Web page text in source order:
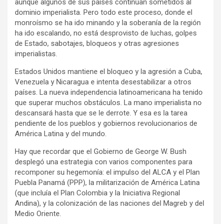
aunque algunos de sus países continúan sometidos al
dominio imperialista. Pero todo este proceso, donde el
monroísmo se ha ido minando y la soberanía de la región
ha ido escalando, no está desprovisto de luchas, golpes
de Estado, sabotajes, bloqueos y otras agresiones
imperialistas.
Estados Unidos mantiene el bloqueo y la agresión a Cuba,
Venezuela y Nicaragua e intenta desestabilizar a otros
países. La nueva independencia latinoamericana ha tenido
que superar muchos obstáculos. La mano imperialista no
descansará hasta que se le derrote. Y esa es la tarea
pendiente de los pueblos y gobiernos revolucionarios de
América Latina y del mundo.
Hay que recordar que el Gobierno de George W. Bush
desplegó una estrategia con varios componentes para
recomponer su hegemonía: el impulso del ALCA y el Plan
Puebla Panamá (PPP), la militarización de América Latina
(que incluía el Plan Colombia y la Iniciativa Regional
Andina), y la colonización de las naciones del Magreb y del
Medio Oriente.